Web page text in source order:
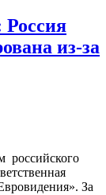
Россия
из-за
российского
За